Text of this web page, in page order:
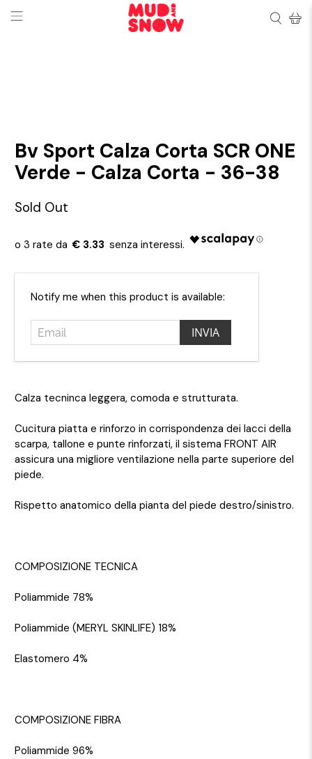
Bv Sport Calza Corta SCR ONE
Verde - Calza Corta - 36-38
Sold Out
€ 3.33
Email
Notify me when this product is available:
Calza tecninca leggera, comoda e strutturata.
Cucitura piatta e rinforzo in corrispondenza dei lacci della
scarpa, tallone e punte rinforzati, il sistema FRONT AIR
assicura una migliore ventilazione nella parte superiore del
piede.
Rispetto anatomico della pianta del piede destro/sinistro.
COMPOSIZIONE TECNICA
Poliammide 78%
Poliammide (MERYL SKINLIFE) 18%
Elastomero 4%
COMPOSIZIONE FIBRA
Poliammide 96%